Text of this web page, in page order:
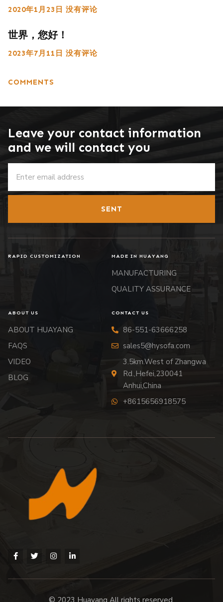
2020年1月23日 没有评论
世界，您好！
2023年7月11日 没有评论
COMMENTS
Leave your contact information
and we will contact you
SENT
RAPID CUSTOMIZATION MADE IN HUAYANG
MANUFACTURING
QUALITY ASSURANCE
ABOUT US
ABOUT HUAYANG
FAQS
VIDEO
BLOG
CONTACT US
86-551-63666258
sales5@hysofa.com
3.5km.West of Zhangwa
Rd.,Hefei,230041
Anhui,China
+8615656918575
© 2023 Huayang All rights reserved.